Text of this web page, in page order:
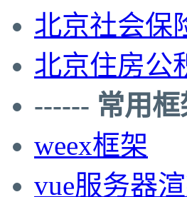
北京社会保
北京住房公
------ 常用
weex框架
vue服务器